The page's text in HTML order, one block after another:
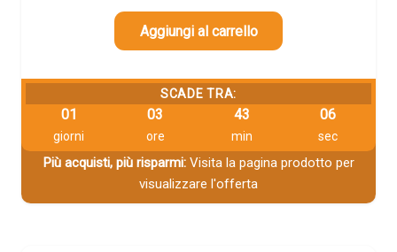
Aggiungi al carrello
SCADE TRA:
01
giorni
03
ore
43
min
06
sec
Più acquisti, più risparmi:Visita la pagina prodotto per
visualizzare l'offerta